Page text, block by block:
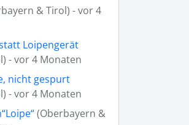
& Tirol) - vor 4
Loipengerät
- vor 4 Monaten
nicht gespurt
- vor 4 Monaten
(Oberbayern &